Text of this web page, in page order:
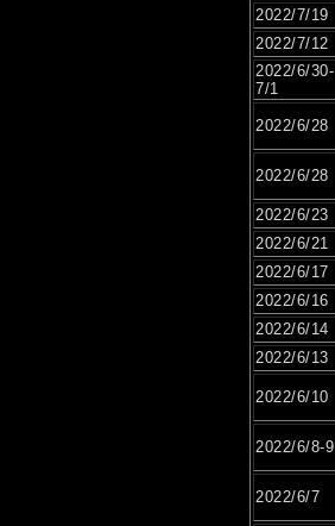
2022/7/19
2022/7/12
2022/6/30-
7/1
2022/6/28
2022/6/28
2022/6/23
2022/6/21
2022/6/17
2022/6/16
2022/6/14
2022/6/13
2022/6/10
2022/6/8-9
2022/6/7